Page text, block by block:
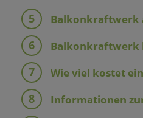
Balkonkraftwerk
Balkonkraftwerk
Wie viel kostet
Informationen